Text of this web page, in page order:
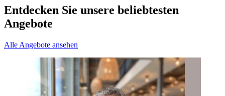
Entdecken Sie unsere beliebtesten
Angebote
Alle Angebote ansehen